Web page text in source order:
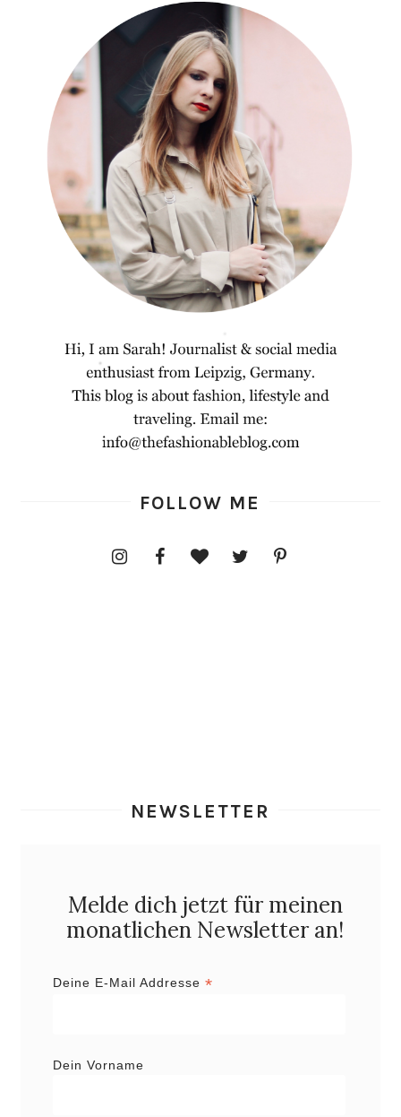
FOLLOW ME
NEWSLETTER
Melde dich jetzt für meinen
monatlichen Newsletter an!
Deine E-Mail Addresse *
Dein Vorname